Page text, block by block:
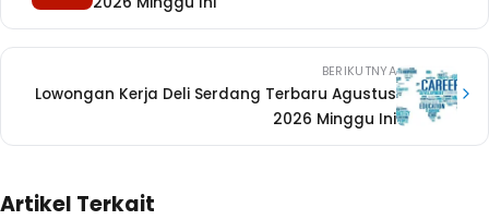
BERIKUTNYA
Lowongan Kerja Deli Serdang Terbaru Agustus
2026 Minggu Ini
Artikel Terkait